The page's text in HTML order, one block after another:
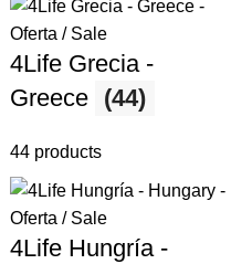
4Life Grecia -
Greece (44)
44 products
4Life Hungría -